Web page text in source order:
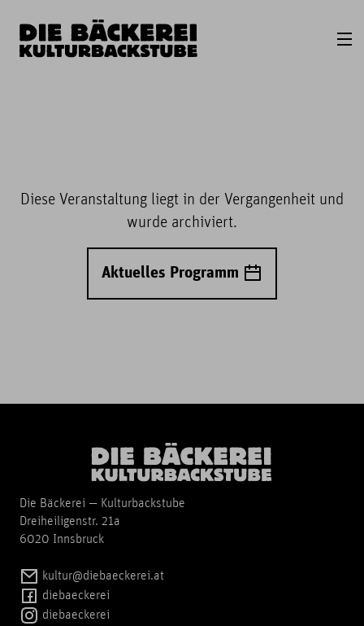
Diese Veranstaltung liegt in der Vergangenheit und
wurde archiviert.
Aktuelles Programm
Die Bäckerei — Kulturbackstube
Dreiheiligenstr. 21a
6020 Innsbruck
kultur@diebaeckerei.at
diebaeckerei
diebaeckerei